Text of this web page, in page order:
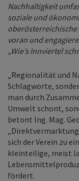
Nachhaltigkeit
soziale und
voran und
„Wie’s Innviertel
„Regionalität und
Schlagworte,
man durch
Umwelt schont,
betont Ing. Mag.
sich der Verein zu
kleinteilige, meist
fördert.